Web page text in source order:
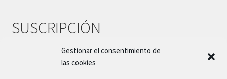
Gestionar el consentimiento de
las cookies
SUSCRIPCIÓN